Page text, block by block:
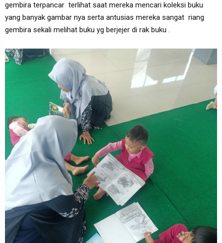
gembira terpancar terlihat saat mereka mencari koleksi buku
yang banyak gambar nya serta antusias mereka sangat riang
gembira sekali melihat buku yg berjejer di rak buku .